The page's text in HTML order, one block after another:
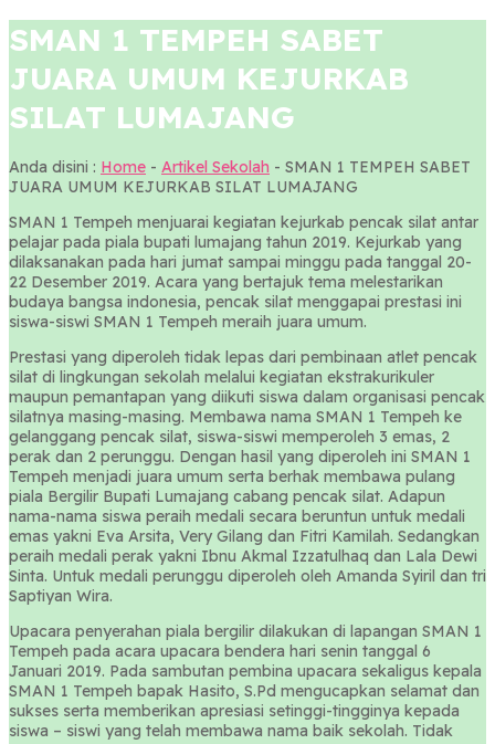
SMAN 1 TEMPEH SABET
JUARA UMUM KEJURKAB
SILAT LUMAJANG
Anda disini : Home - Artikel Sekolah - SMAN 1 TEMPEH SABET
JUARA UMUM KEJURKAB SILAT LUMAJANG
SMAN 1 Tempeh menjuarai kegiatan kejurkab pencak silat antar
pelajar pada piala bupati lumajang tahun 2019. Kejurkab yang
dilaksanakan pada hari jumat sampai minggu pada tanggal 20-
22 Desember 2019. Acara yang bertajuk tema melestarikan
budaya bangsa indonesia, pencak silat menggapai prestasi ini
siswa-siswi SMAN 1 Tempeh meraih juara umum.
Prestasi yang diperoleh tidak lepas dari pembinaan atlet pencak
silat di lingkungan sekolah melalui kegiatan ekstrakurikuler
maupun pemantapan yang diikuti siswa dalam organisasi pencak
silatnya masing-masing. Membawa nama SMAN 1 Tempeh ke
gelanggang pencak silat, siswa-siswi memperoleh 3 emas, 2
perak dan 2 perunggu. Dengan hasil yang diperoleh ini SMAN 1
Tempeh menjadi juara umum serta berhak membawa pulang
piala Bergilir Bupati Lumajang cabang pencak silat. Adapun
nama-nama siswa peraih medali secara beruntun untuk medali
emas yakni Eva Arsita, Very Gilang dan Fitri Kamilah. Sedangkan
peraih medali perak yakni Ibnu Akmal Izzatulhaq dan Lala Dewi
Sinta. Untuk medali perunggu diperoleh oleh Amanda Syiril dan tri
Saptiyan Wira.
Upacara penyerahan piala bergilir dilakukan di lapangan SMAN 1
Tempeh pada acara upacara bendera hari senin tanggal 6
Januari 2019. Pada sambutan pembina upacara sekaligus kepala
SMAN 1 Tempeh bapak Hasito, S.Pd mengucapkan selamat dan
sukses serta memberikan apresiasi setinggi-tingginya kepada
siswa – siswi yang telah membawa nama baik sekolah. Tidak